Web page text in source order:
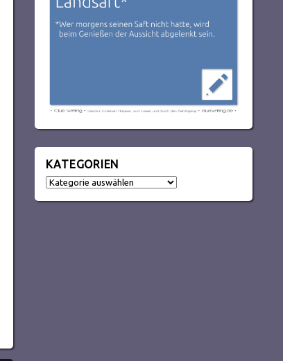
KATEGORIEN
Kategorien